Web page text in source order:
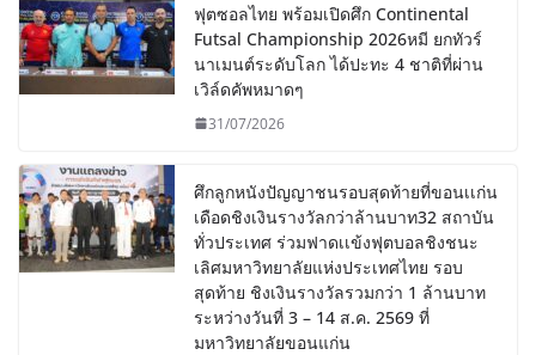
ฟุตซอลไทย พร้อมเปิดศึก Continental
Futsal Championship 2026หมี ยกทัวร์
นาเมนต์ระดับโลก ได้ปะทะ 4 ชาติที่ผ่าน
เวิล์ดคัพหมาดๆ
31/07/2026
ศึกลูกหนังปัญญาชนรอบสุดท้ายที่ขอนเเก่น
เดือดชิงเงินรางวัลกว่าล้านบาท32 สถาบัน
ทั่วประเทศ ร่วมฟาดเเข้งฟุตบอลชิงชนะ
เลิศมหาวิทยาลัยแห่งประเทศไทย รอบ
สุดท้าย ชิงเงินรางวัลรวมกว่า 1 ล้านบาท
ระหว่างวันที่ 3 – 14 ส.ค. 2569 ที่
มหาวิทยาลัยขอนแก่น